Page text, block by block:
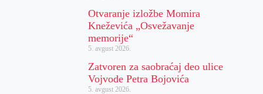
Otvaranje izložbe Momira
Kneževića „Osvežavanje
memorije“
5. avgust 2026.
Zatvoren za saobraćaj deo ulice
Vojvode Petra Bojovića
5. avgust 2026.